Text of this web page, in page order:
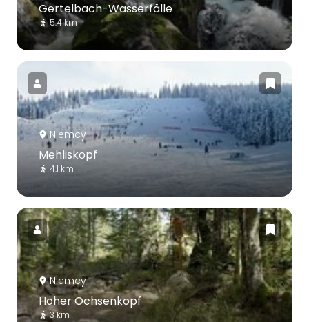
Gertelbach-Wasserfälle
5.4 km
Niemcy
Mehliskopf
4.1 km
Niemcy
Hoher Ochsenkopf
3 km